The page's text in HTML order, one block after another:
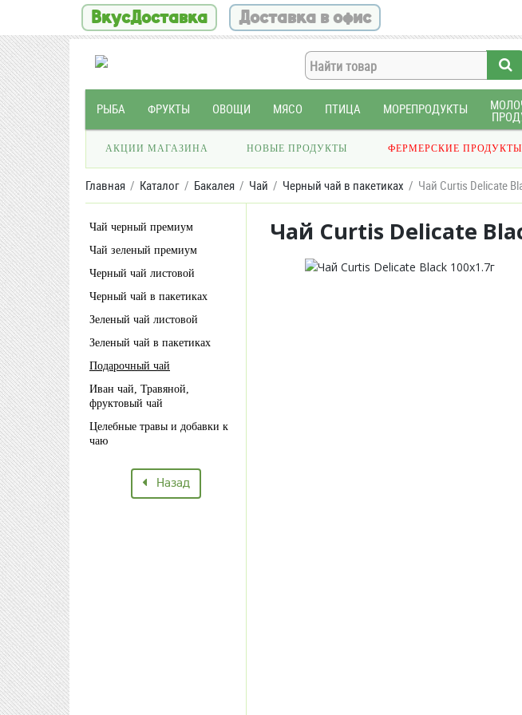
ВкусДоставка Доставка в офис
РЫБА ФРУКТЫ ОВОЩИ МЯСО ПТИЦА МОРЕПРОДУКТЫ
АКЦИИ МАГАЗИНА НОВЫЕ ПРОДУКТЫ ФЕРМЕРСКИЕ ПРОДУКТЫ
Главная Каталог Бакалея Чай Черный чай в пакетиках Чай Curtis Delicate
Чай черный премиум
Чай зеленый премиум
Черный чай листовой
Черный чай в пакетиках
Зеленый чай листовой
Зеленый чай в пакетиках
Подарочный чай
Иван чай, Травяной,
фруктовый чай
Целебные травы и добавки к
чаю
Назад
Чай Curtis Delicate